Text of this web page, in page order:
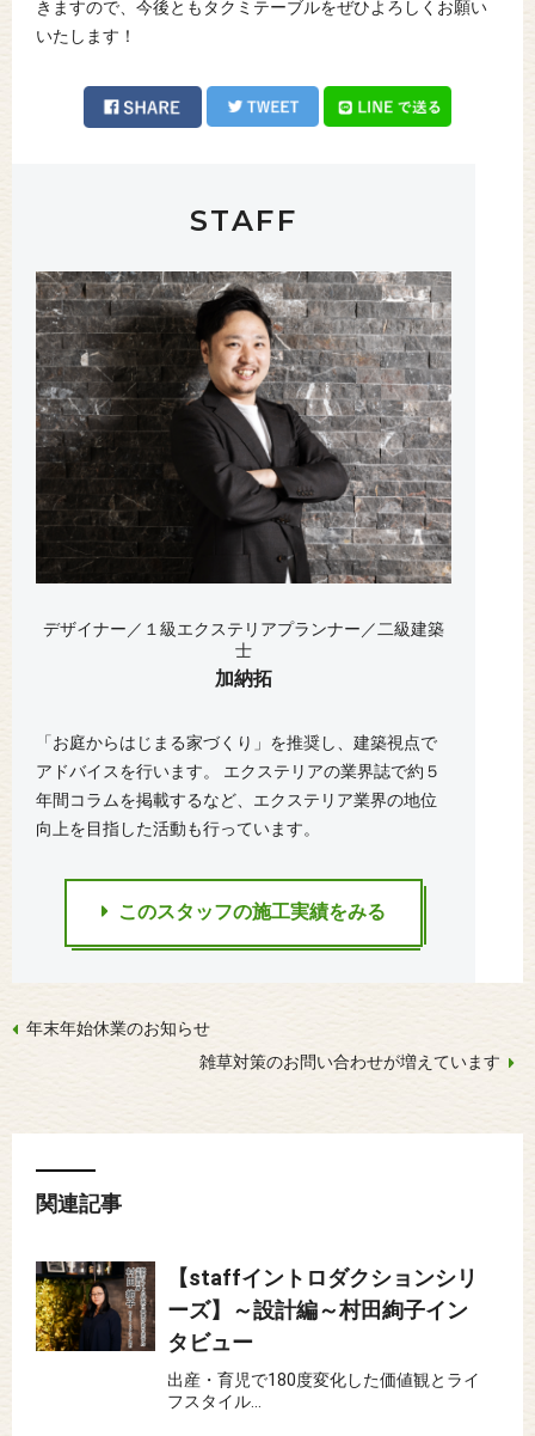
きますので、今後ともタクミテーブルをぜひよろしくお願い
いたします！
STAFF
デザイナー／１級エクステリアプランナー／二級建築
士
加納拓
「お庭からはじまる家づくり」を推奨し、建築視点で
アドバイスを行います。 エクステリアの業界誌で約５
年間コラムを掲載するなど、エクステリア業界の地位
向上を目指した活動も行っています。
このスタッフの施工実績をみる
年末年始休業のお知らせ
雑草対策のお問い合わせが増えています
関連記事
【staffイントロダクションシリ
ーズ】～設計編～村田絢子イン
タビュー
出産・育児で180度変化した価値観とライ
フスタイル...